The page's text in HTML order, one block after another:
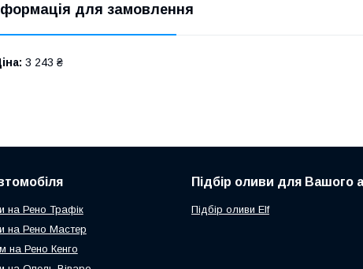
для замовлення
3 243 ₴
на Рено Трафік
на Рено Мастер
на Рено Кенго
Підбір оливи для Вашого
Підбір оливи Elf